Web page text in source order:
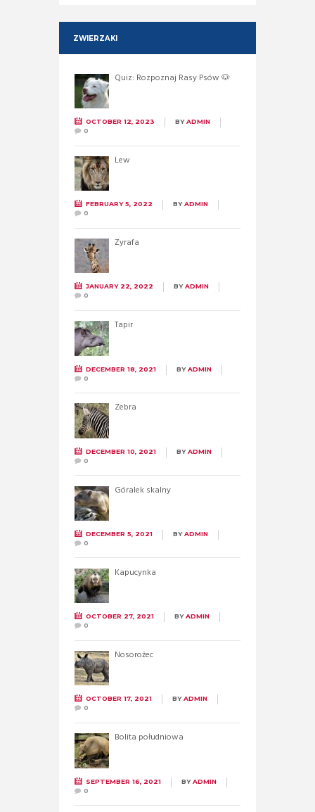
ZWIERZAKI
Quiz: Rozpoznaj Rasy Psów 🐶
OCTOBER 12, 2023 BYADMIN
0
Lew
FEBRUARY 5, 2022 BYADMIN
0
Żyrafa
JANUARY 22, 2022 BYADMIN
0
Tapir
DECEMBER 18, 2021 BYADMIN
0
Zebra
DECEMBER 10, 2021 BYADMIN
0
Góralek skalny
DECEMBER 5, 2021 BYADMIN
0
Kapucynka
OCTOBER 27, 2021 BYADMIN
0
Nosorożec
OCTOBER 17, 2021 BYADMIN
0
Bolita południowa
SEPTEMBER 16, 2021 BYADMIN
0